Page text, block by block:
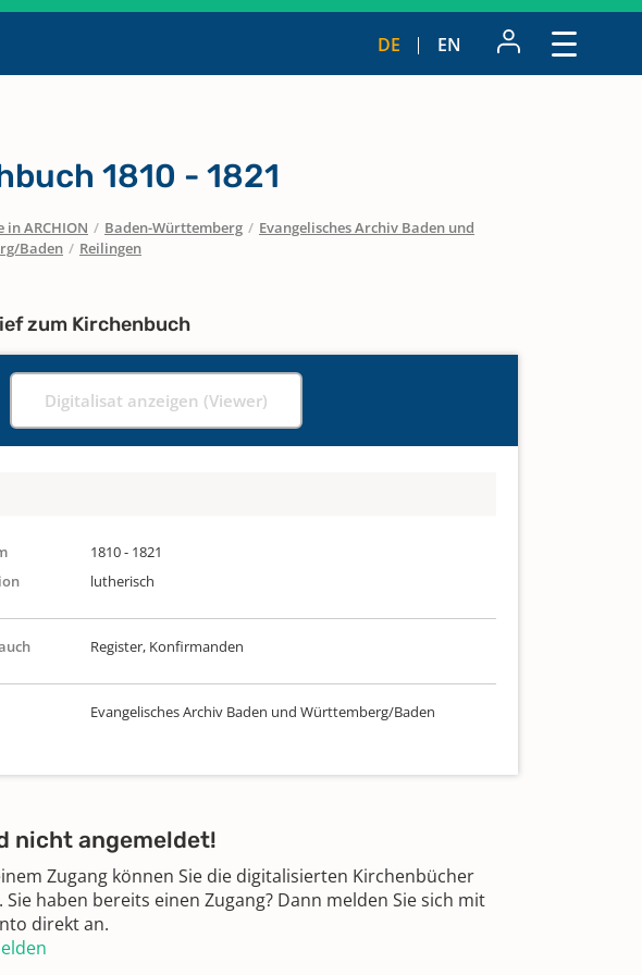
DE EN
1810 - 1821
ARCHION / Baden-Württemberg / Evangelisches Archiv Baden und
Baden / Reilingen
zum Kirchenbuch
Digitalisat anzeigen (Viewer)
1810 - 1821
lutherisch
Register, Konfirmanden
Evangelisches Archiv Baden und Württemberg/Baden
nicht angemeldet!
Zugang können Sie die digitalisierten Kirchenbücher
Sie haben bereits einen Zugang? Dann melden Sie sich mit
direkt an.